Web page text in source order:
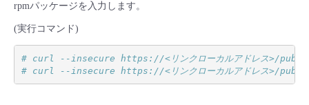
rpmパッケージを入力します。
(実行コマンド)
# curl --insecure https://<リンクローカルアドレス>/pub/
# curl --insecure https://<リンクローカルアドレス>/pub/